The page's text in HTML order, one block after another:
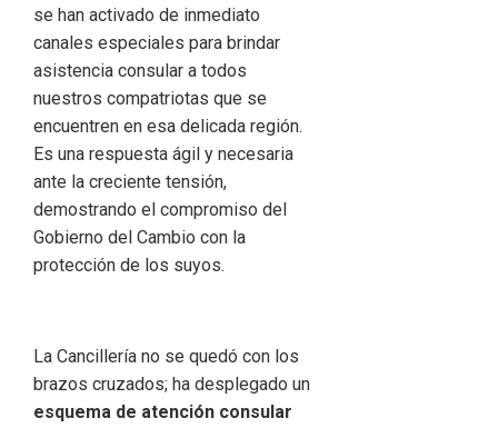
se han activado de inmediato
canales especiales para brindar
asistencia consular a todos
nuestros compatriotas que se
encuentren en esa delicada región.
Es una respuesta ágil y necesaria
ante la creciente tensión,
demostrando el compromiso del
Gobierno del Cambio con la
protección de los suyos.
La Cancillería no se quedó con los
brazos cruzados; ha desplegado un
esquema de atención consular